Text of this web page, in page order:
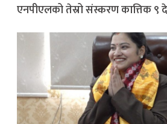
एनपीएलको तेस्रो संस्करण कात्तिक ९